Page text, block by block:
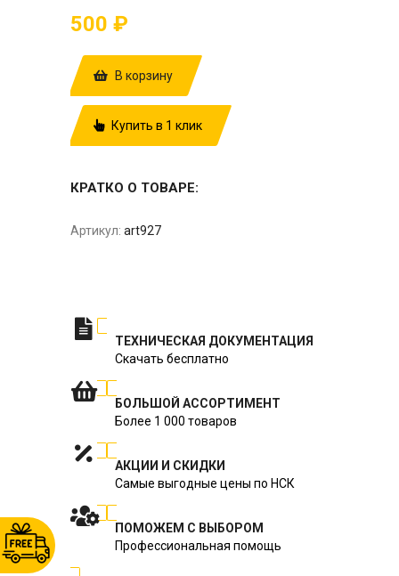
500 ₽
В корзину
Купить в 1 клик
КРАТКО О ТОВАРЕ:
Артикул: art927
ТЕХНИЧЕСКАЯ ДОКУМЕНТАЦИЯ
Скачать бесплатно
БОЛЬШОЙ АССОРТИМЕНТ
Более 1 000 товаров
АКЦИИ И СКИДКИ
Самые выгодные цены по НСК
ПОМОЖЕМ С ВЫБОРОМ
Профессиональная помощь